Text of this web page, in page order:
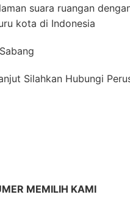
suara ruangan
kota di Indonesia
Silahkan Hubungi
MEMILIH KAMI